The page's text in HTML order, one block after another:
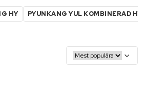
HY PYUNKANG YUL KOMBINERAD HY